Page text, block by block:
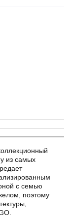
из самых
с семью
поэтому